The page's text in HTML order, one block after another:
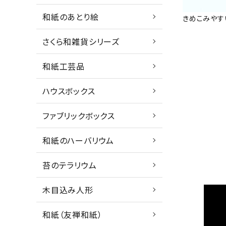
和紙のあとり絵
さくら和雑貨シリーズ
和紙工芸品
ハウスボックス
ファブリックボックス
和紙のハーバリウム
苔のテラリウム
木目込み人形
和紙（友禅和紙）
きめこみや